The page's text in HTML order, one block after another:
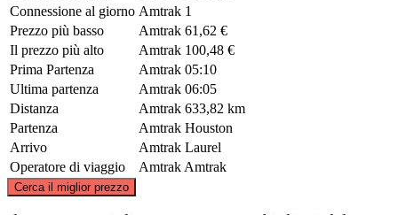
Connessione al giorno Amtrak 1
Prezzo più basso
Amtrak 61,62 €
Il prezzo più alto
Amtrak 100,48 €
Prima Partenza
Amtrak 05:10
Ultima partenza
Amtrak 06:05
Distanza
Amtrak 633,82 km
Partenza
Amtrak Houston
Arrivo
Amtrak Laurel
Operatore di viaggio
Amtrak Amtrak
Cerca il miglior prezzo
©CARTO